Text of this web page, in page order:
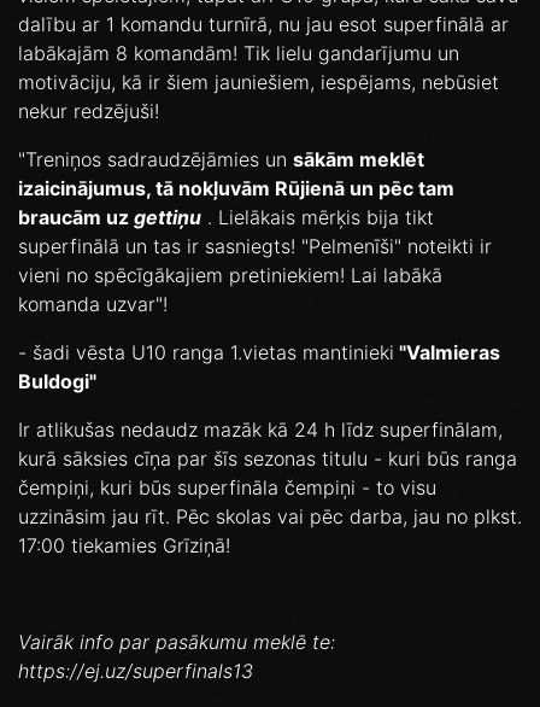
dalību ar 1 komandu turnīrā, nu jau esot superfinālā ar
labākajām 8 komandām! Tik lielu gandarījumu un
motivāciju, kā ir šiem jauniešiem, iespējams, nebūsiet
nekur redzējuši!
"Treniņos sadraudzējāmies un sākām meklēt
izaicinājumus, tā nokļuvām Rūjienā un pēc tam
braucām uz gettiņu . Lielākais mērķis bija tikt
superfinālā un tas ir sasniegts! "Pelmenīši" noteikti ir
vieni no spēcīgākajiem pretiniekiem! Lai labākā
komanda uzvar"!
- šadi vēsta U10 ranga 1.vietas mantinieki "Valmieras
Buldogi"
Ir atlikušas nedaudz mazāk kā 24 h līdz superfinālam,
kurā sāksies cīņa par šīs sezonas titulu - kuri būs ranga
čempiņi, kuri būs superfināla čempiņi - to visu
uzzināsim jau rīt. Pēc skolas vai pēc darba, jau no plkst.
17:00 tiekamies Grīziņā!
Vairāk info par pasākumu meklē te:
https://ej.uz/superfinals13